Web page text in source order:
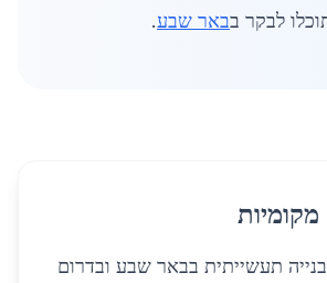
לבקר בבאר שבע.
תעשייתית בבאר שבע ובדרום